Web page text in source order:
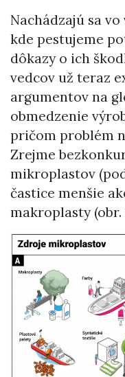
Nachádzajú sa
kde pestujeme
dôkazy o ich
vedcov už teraz
argumentov na
obmedzenie
pričom problém
Zrejme
mikroplastov
častice menšie
makroplasty (obr.